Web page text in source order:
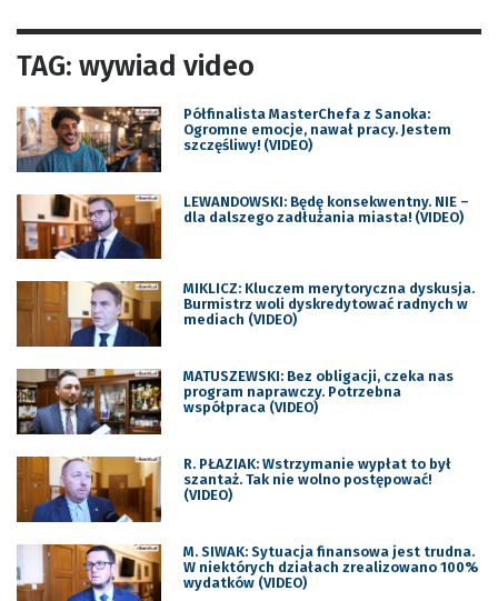
TAG: wywiad video
Półfinalista MasterChefa z Sanoka:
Ogromne emocje, nawał pracy. Jestem
szczęśliwy! (VIDEO)
LEWANDOWSKI: Będę konsekwentny. NIE –
dla dalszego zadłużania miasta! (VIDEO)
MIKLICZ: Kluczem merytoryczna dyskusja.
Burmistrz woli dyskredytować radnych w
mediach (VIDEO)
MATUSZEWSKI: Bez obligacji, czeka nas
program naprawczy. Potrzebna
współpraca (VIDEO)
R. PŁAZIAK: Wstrzymanie wypłat to był
szantaż. Tak nie wolno postępować!
(VIDEO)
M. SIWAK: Sytuacja finansowa jest trudna.
W niektórych działach zrealizowano 100%
wydatków (VIDEO)